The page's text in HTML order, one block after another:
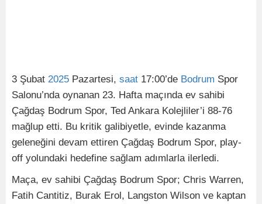
3 Şubat 2025 Pazartesi, saat 17:00’de Bodrum Spor
Salonu’nda oynanan 23. Hafta maçında ev sahibi
Çağdaş Bodrum Spor, Ted Ankara Kolejliler’i 88-76
mağlup etti. Bu kritik galibiyetle, evinde kazanma
geleneğini devam ettiren Çağdaş Bodrum Spor, play-
off yolundaki hedefine sağlam adımlarla ilerledi.
Maça, ev sahibi Çağdaş Bodrum Spor; Chris Warren,
Fatih Cantitiz, Burak Erol, Langston Wilson ve kaptan